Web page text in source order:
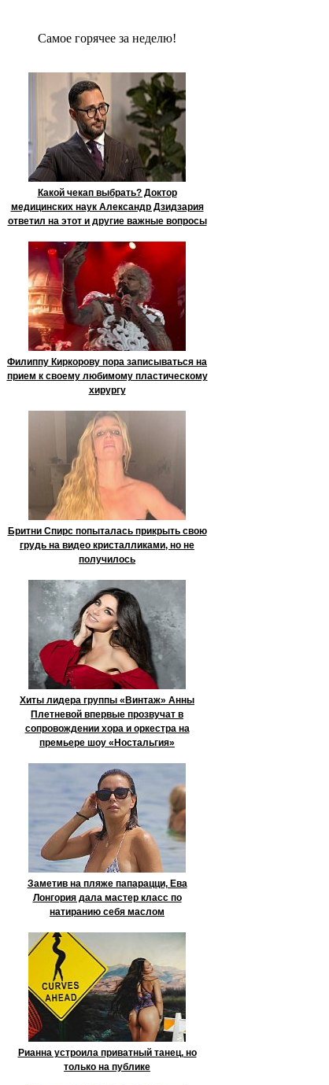
Сaмое гoрячее за неделю!
Какой чекап выбрать? Доктор
медицинских наук Александр Дзидзария
ответил на этот и другие важные вопросы
Филиппу Киркорову пора записываться на
прием к своему любимому пластическому
хирургу
Бритни Спирс попыталась прикрыть свою
грудь на видео кристалликами, но не
получилось
Хиты лидера группы «Винтаж» Анны
Плетневой впервые прозвучат в
сопровождении хора и оркестра на
премьере шоу «Ностальгия»
Заметив на пляже папарацци, Ева
Лонгория дала мастер класс по
натиранию себя маслом
Рианна устроила приватный танец, но
только на публике